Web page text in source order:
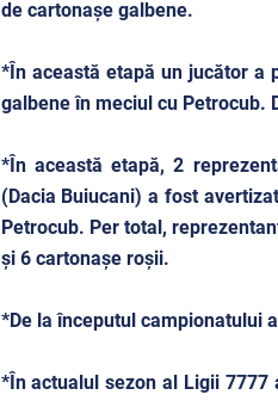
de cartonașe galbene.
*În această etapă un jucător a
galbene în meciul cu Petrocub.
*În această etapă, 2
(Dacia Buiucani) a fost
Petrocub. Per total,
și 6 cartonașe roșii.
*De la începutul campionatului
*În actualul sezon al Ligii